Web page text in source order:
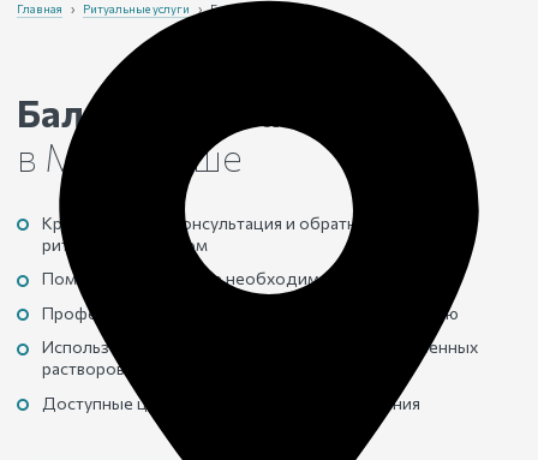
Главная › Ритуальные услуги › Бальзамирование
Бальзамирование тела
в Мамадыше
Круглосуточная консультация и обратная связь с
ритуальным агентом
Помощь в подготовке необходимых документов
Профессиональная подготовка тела к захоронению
Использование современных методик и качественных
растворов
Доступные цены на все виды бальзамирования